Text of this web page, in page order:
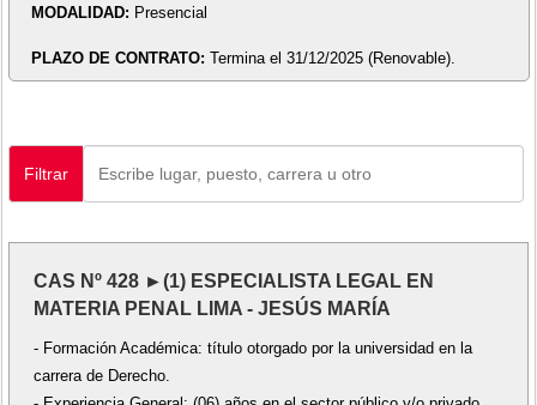
MODALIDAD: Presencial
PLAZO DE CONTRATO: Termina el 31/12/2025 (Renovable).
Filtrar
CAS Nº 428 ►(1) ESPECIALISTA LEGAL EN
MATERIA PENAL LIMA - JESÚS MARÍA
- Formación Académica: título otorgado por la universidad en la
carrera de Derecho.